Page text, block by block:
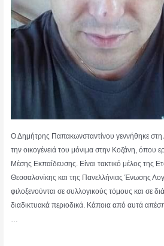
Ο Δημήτρης Παπακωνσταντίνου γεννήθηκε στη
την οικογένειά του μόνιμα στην Κοζάνη, όπου
Μέσης Εκπαίδευσης. Είναι τακτικό μέλος της
Θεσσαλονίκης και της Πανελλήνιας Ένωσης
φιλοξενούνται σε συλλογικούς τόμους και σε
διαδικτυακά περιοδικά. Κάποια από αυτά
…